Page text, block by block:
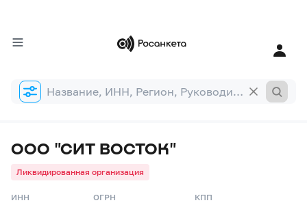
Форма
поиска
ООО "СИТ ВОСТОК"
Ликвидированная организация
ИНН ОГРН КПП